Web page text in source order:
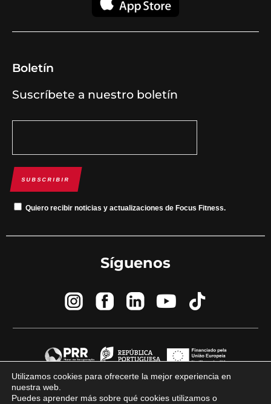
Boletín
Suscríbete a nuestro boletín
SUBSCRIBIR
Quiero recibir noticias y actualizaciones de Focus Fitness.
Síguenos
© 2023 Focus Fitness pormarca y diferencia
Utilizamos cookies para ofrecerte la mejor experiencia en
nuestra web.
Puedes aprender más sobre qué cookies utilizamos o